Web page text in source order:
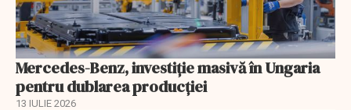
Mercedes-Benz, investiție masivă în Ungaria
pentru dublarea producției
13 IULIE 2026